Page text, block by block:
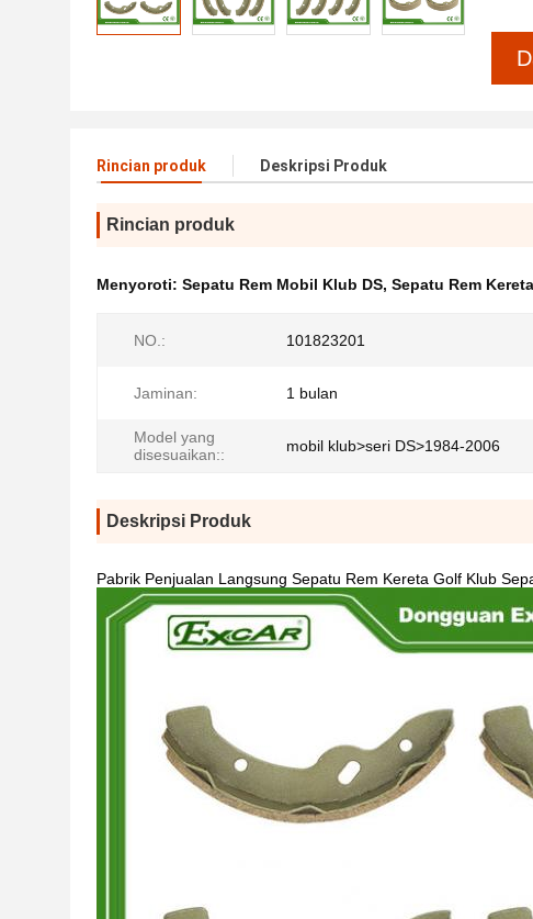
Rincian produk Deskripsi Produk
Rincian produk
Menyoroti: Sepatu Rem Mobil Klub DS, Sepatu Rem
NO.: 101823201
Jaminan: 1 bulan
Model yang
disesuaikan::
mobil klub>seri DS>1984-2006
Deskripsi Produk
Pabrik Penjualan Langsung Sepatu Rem Kereta Golf Klub